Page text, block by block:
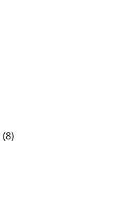
(8)